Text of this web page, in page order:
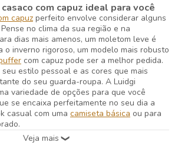
com capuz ideal para você
capuz perfeito envolve considerar alguns
no clima da sua região e na
dias mais amenos, um moletom leve é
o inverno rigoroso, um modelo mais robusto
com capuz pode ser a melhor pedida.
estilo pessoal e as cores que mais
do seu guarda-roupa. A Luidgi
variedade de opções para que você
se encaixa perfeitamente no seu dia a
casual com uma camiseta básica ou para
casaco com capuz
é um coringa no guarda-roupa masculino.